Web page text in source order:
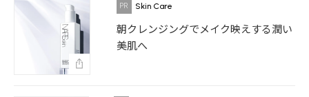
Skin Care
朝クレンジングでメイク映えする潤い
美肌へ